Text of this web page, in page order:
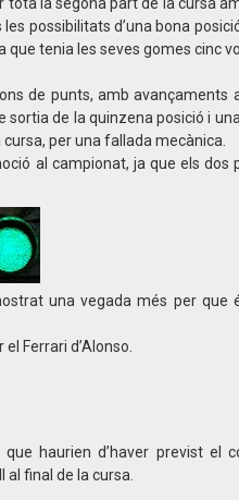
possibilitats d’una bona
que tenia les seves gomes cinc
de punts, amb
de la quinzena posició i
per una fallada mecànica.
al campionat, ja que els dos
una vegada més per
Ferrari d’Alonso.
haurien d’haver previst el
final de la cursa.